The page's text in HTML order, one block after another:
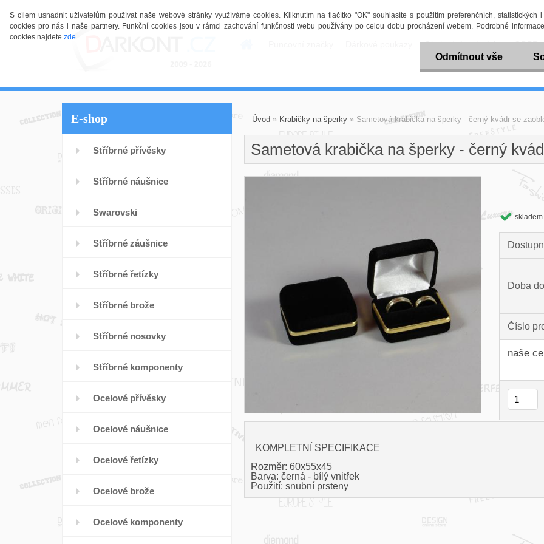
S cílem usnadnit uživatelům používat naše webové stránky využíváme cookies. Kliknutím na tlačítko "OK" souhlasíte s použitím preferenčních, statistických i
cookies pro nás i naše partnery. Funkční cookies jsou v rámci zachování funkčnosti webu používány po celou dobu procházení webem. Podrobné
cookies najdete zde.
Odmítnout vše
Obchodní podmínky GDPR
E-shop
Stříbrné přívěsky
Stříbrné náušnice
Swarovski
Stříbrné záušnice
Stříbrné řetízky
Stříbrné brože
Stříbrné nosovky
Stříbrné komponenty
Ocelové přívěsky
Ocelové náušnice
Ocelové řetízky
Ocelové brože
Ocelové komponenty
Úvod » Krabičky na šperky » Sametová krabička na šperky - černý kvádr se
Sametová krabička na šperky - černý
skladem
Doba
Číslo
naše
KOMPLETNÍ SPECIFIKACE
Rozměr: 60x55x45
Barva: černá - bílý vnitřek
Použití: snubní prsteny